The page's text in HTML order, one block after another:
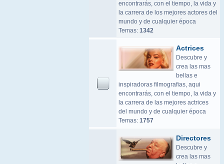
encontrarás, con el tiempo, la vida y
la carrera de los mejores actores del
mundo y de cualquier época
Temas: 1342
Actrices
Descubre y
crea las mas
bellas e
inspiradoras filmografias, aqui
encontrarás, con el tiempo, la vida y
la carrera de las mejores actrices
del mundo y de cualquier época
Temas: 1757
Directores
Descubre y
crea las mas